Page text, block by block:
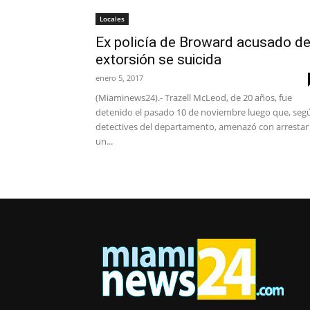
Locales
Ex policía de Broward acusado de
extorsión se suicida
enero 5, 2017
(Miaminews24).- Trazell McLeod, de 20 años, fue
detenido el pasado 10 de noviembre luego que,
detectives del departamento, amenazó con arrestar
un...